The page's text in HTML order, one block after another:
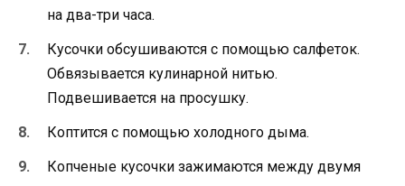
на два-три часа.
Кусочки обсушиваются с помощью салфеток.
Обвязывается кулинарной нитью.
Подвешивается на просушку.
Коптится с помощью холодного дыма.
Копченые кусочки зажимаются между двумя